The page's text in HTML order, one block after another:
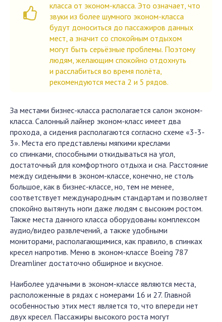
класса от эконом-класса. Это означает, что
звуки из более шумного эконом-класса
будут доноситься до пассажиров данных
мест, а значит со спокойным отдыхом
могут быть серьёзные проблемы. Поэтому
людям, желающим спокойно отдохнуть
и расслабиться во время полёта,
рекомендуются места 2 и 5 рядов.
За местами бизнес-класса располагается салон эконом-
класса. Салонный лайнер эконом-класс имеет два
прохода, а сидения располагаются согласно схеме «3-3-
3». Места его представлены мягкими креслами
со спинками, способными откидываться на угол,
достаточный для комфортного отдыха и сна. Расстояние
между сиденьями в эконом-классе, конечно, не столь
большое, как в бизнес-классе, но, тем не менее,
соответствует международным стандартам и позволяет
спокойно вытянуть ноги даже людям с высоким ростом.
Также места данного класса оборудованы комплексом
аудио/видео развлечений, а также удобными
мониторами, располагающимися, как правило, в спинках
кресел напротив. Меню в эконом-классе Boeing 787
Dreamliner достаточно обширное и вкусное.
Наиболее удачными в эконом-классе являются места,
расположенные в рядах с номерами 16 и 27. Главной
особенностью этих мест является то, что впереди нет
двух кресел. Пассажиры высокого роста могут